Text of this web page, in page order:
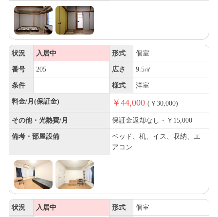
状況 入居中 形式 個室
番号 205 広さ 9.5㎡
条件 様式 洋室
料金/月(保証金) ￥44,000 (￥30,000)
その他・光熱費/月 保証金返却なし・￥15,000
備考・部屋設備
ベッド、机、イス、収納、エ
アコン
状況 入居中 形式 個室